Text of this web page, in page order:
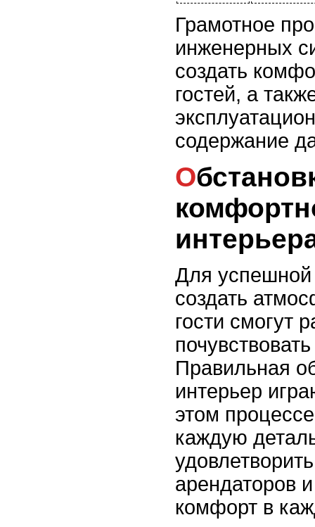
Грамотное
инженерных
создать
гостей, а
содержание
Обстановка и создание
Для
создать
гости смогут
Правильная
интерьер
этом
каждую
арендаторов
комфорт в